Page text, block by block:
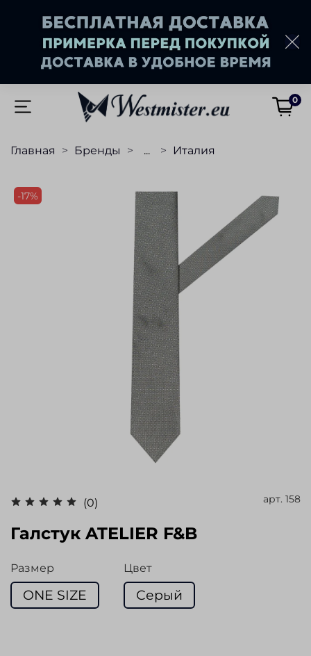
0
Главная Бренды ... Италия
-17%
(0) арт. 158
Галстук ATELIER F&B
Размер
ONE SIZE
Цвет
Серый